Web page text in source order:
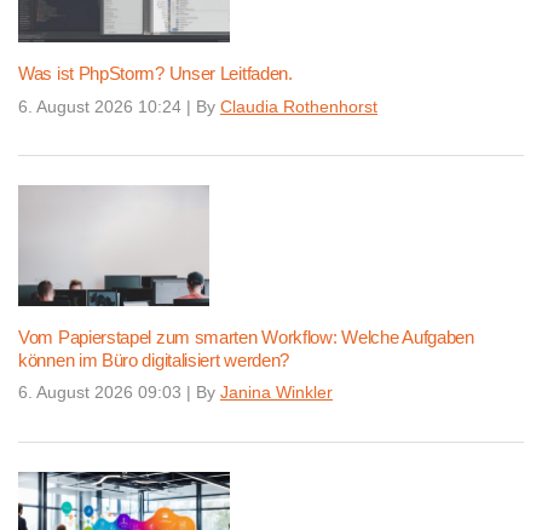
Was ist PhpStorm? Unser Leitfaden.
6. August 2026 10:24 | By Claudia Rothenhorst
Vom Papierstapel zum smarten Workflow: Welche Aufgaben
können im Büro digitalisiert werden?
6. August 2026 09:03 | By Janina Winkler